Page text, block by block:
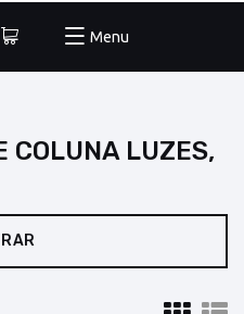
Menu
COLUNA LUZES,